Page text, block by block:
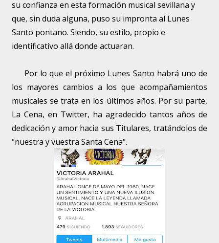
su confianza en esta formación musical sevillana y
que, sin duda alguna, puso su impronta al Lunes
Santo pontano. Siendo, su estilo, propio e
identificativo allá donde actuaran.
Por lo que el próximo Lunes Santo habrá uno de
los mayores cambios a los que acompañamientos
musicales se trata en los últimos años. Por su parte,
La Cena, en Twitter, ha agradecido tantos años de
dedicación y amor hacia sus Titulares, tratándolos de
"nuestra y vuestra Santa Cena".